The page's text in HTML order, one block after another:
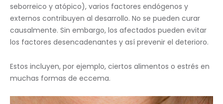
seborreico y atópico), varios factores endógenos y
externos contribuyen al desarrollo. No se pueden curar
causalmente. Sin embargo, los afectados pueden evitar
los factores desencadenantes y así prevenir el deterioro.
Estos incluyen, por ejemplo, ciertos alimentos o estrés en
muchas formas de eccema.